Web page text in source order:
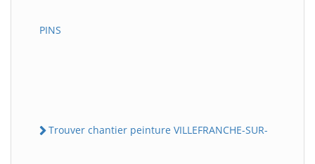
PINS
Trouver chantier peinture VILLEFRANCHE-SUR-